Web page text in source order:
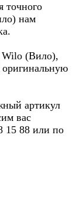
точного
нам
Wilo (Вило),
артикул
вас
15 88 или по